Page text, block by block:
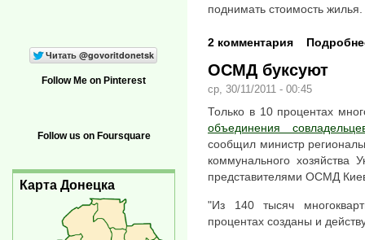
поднимать стоимость жилья.
2 комментария
ОСМД буксуют
ср, 30/11/2011 - 00:45
Только в 10 процентах
объединения
сообщил министр
коммунального хозяйства
представителями ОСМД
"Из 140 тысяч
процентах созданы и
Follow Me on Pinterest
Follow us on Foursquare
Карта Донецка